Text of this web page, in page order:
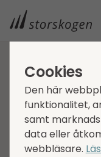
EppsteinFOILS
Cookies
Den här
funktionalitet,
samt
data eller
webbläsare.